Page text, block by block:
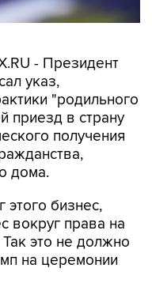
- Президент
указ,
"родильного
приезд в страну
получения
дома.
этого бизнес,
вокруг права на
это не должно
на церемонии